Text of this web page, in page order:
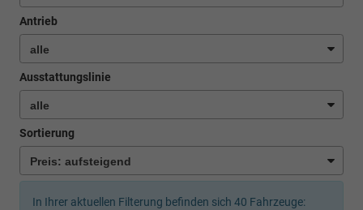
Antrieb
Ausstattungslinie
Sortierung
In Ihrer aktuellen Filterung befinden sich 40 Fahrzeuge: